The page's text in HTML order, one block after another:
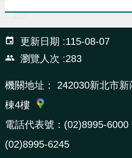
資
訊
全
政
策
政
:::
更新日期
115-08-07
瀏覽人次
283
機關地址：
242030新北市
棟4樓
電話代表號：(02)8995-6000
(02)8995-6245